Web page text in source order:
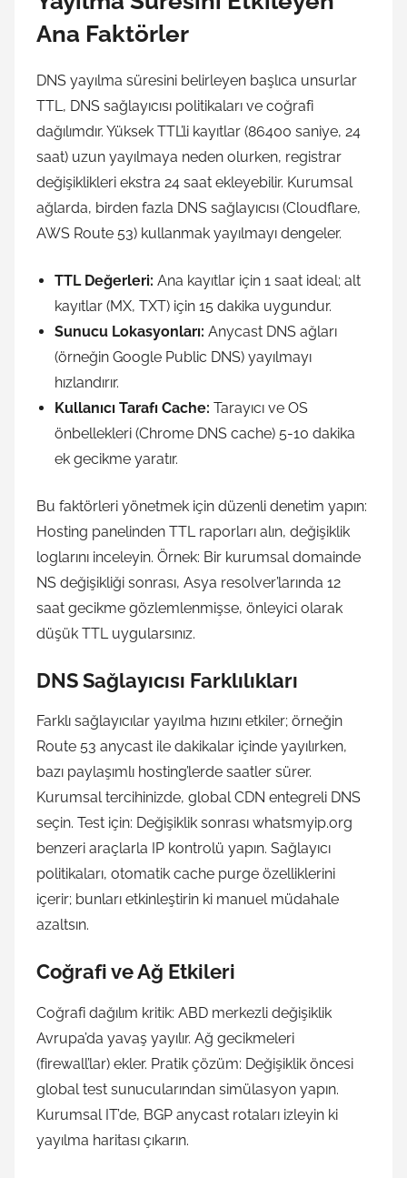
Ana Faktörler
DNS yayılma süresini belirleyen başlıca unsurlar
TTL, DNS sağlayıcısı politikaları ve coğrafi
dağılımdır. Yüksek TTL’li kayıtlar (86400 saniye, 24
saat) uzun yayılmaya neden olurken, registrar
değişiklikleri ekstra 24 saat ekleyebilir. Kurumsal
ağlarda, birden fazla DNS sağlayıcısı (Cloudflare,
AWS Route 53) kullanmak yayılmayı dengeler.
TTL Değerleri: Ana kayıtlar için 1 saat ideal; alt
kayıtlar (MX, TXT) için 15 dakika uygundur.
Sunucu Lokasyonları: Anycast DNS ağları
(örneğin Google Public DNS) yayılmayı
hızlandırır.
Kullanıcı Tarafı Cache: Tarayıcı ve OS
önbellekleri (Chrome DNS cache) 5-10 dakika
ek gecikme yaratır.
Bu faktörleri yönetmek için düzenli denetim yapın:
Hosting panelinden TTL raporları alın, değişiklik
loglarını inceleyin. Örnek: Bir kurumsal domainde
NS değişikliği sonrası, Asya resolver’larında 12
saat gecikme gözlemlenmişse, önleyici olarak
düşük TTL uygularsınız.
DNS Sağlayıcısı Farklılıkları
Farklı sağlayıcılar yayılma hızını etkiler; örneğin
Route 53 anycast ile dakikalar içinde yayılırken,
bazı paylaşımlı hosting’lerde saatler sürer.
Kurumsal tercihinizde, global CDN entegreli DNS
seçin. Test için: Değişiklik sonrası whatsmyip.org
benzeri araçlarla IP kontrolü yapın. Sağlayıcı
politikaları, otomatik cache purge özelliklerini
içerir; bunları etkinleştirin ki manuel müdahale
azaltsın.
Coğrafi ve Ağ Etkileri
Coğrafi dağılım kritik: ABD merkezli değişiklik
Avrupa’da yavaş yayılır. Ağ gecikmeleri
(firewall’lar) ekler. Pratik çözüm: Değişiklik öncesi
global test sunucularından simülasyon yapın.
Kurumsal IT’de, BGP anycast rotaları izleyin ki
yayılma haritası çıkarın.